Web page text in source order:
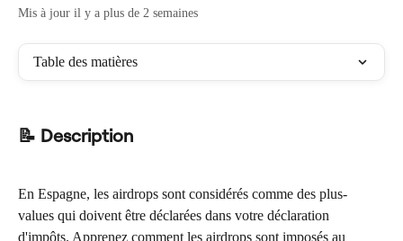
Mis à jour il y a plus de 2 semaines
Table des matières
📝 Description
En Espagne, les airdrops sont considérés comme des plus-
values qui doivent être déclarées dans votre déclaration
d'impôts. Apprenez comment les airdrops sont imposés au